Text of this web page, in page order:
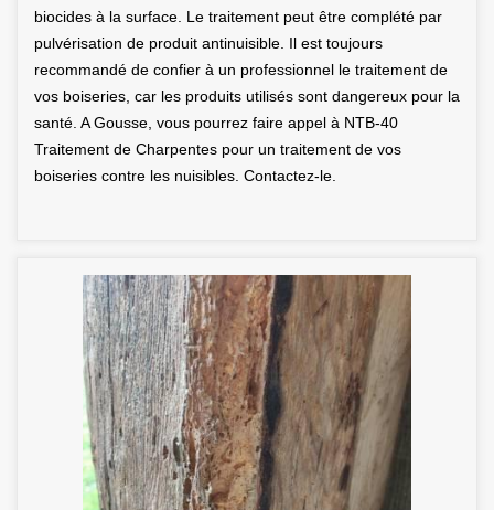
biocides à la surface. Le traitement peut être complété par
pulvérisation de produit antinuisible. Il est toujours
recommandé de confier à un professionnel le traitement de
vos boiseries, car les produits utilisés sont dangereux pour la
santé. A Gousse, vous pourrez faire appel à NTB-40
Traitement de Charpentes pour un traitement de vos
boiseries contre les nuisibles. Contactez-le.